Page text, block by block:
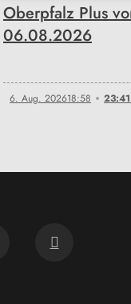
Oberpfalz Plus
06.08.2026
6. Aug. 202618:58